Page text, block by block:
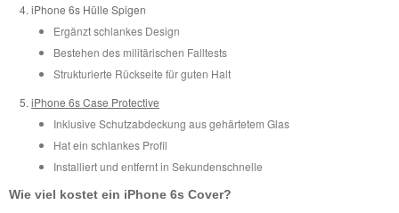
iPhone 6s Hülle Spigen
Ergänzt schlankes Design
Bestehen des militärischen Falltests
Strukturierte Rückseite für guten Halt
iPhone 6s Case Protective
Inklusive Schutzabdeckung aus gehärtetem Glas
Hat ein schlankes Profil
Installiert und entfernt in Sekundenschnelle
Wie viel kostet ein iPhone 6s Cover?